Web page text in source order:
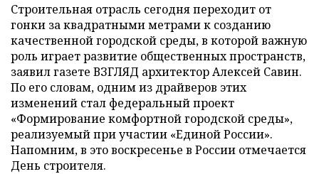
Строительная отрасль сегодня переходит от
гонки за квадратными метрами к созданию
качественной городской среды, в которой важную
роль играет развитие общественных пространств,
заявил газете ВЗГЛЯД архитектор Алексей Савин.
По его словам, одним из драйверов этих
изменений стал федеральный проект
«Формирование комфортной городской среды»,
реализуемый при участии «Единой России».
Напомним, в это воскресенье в России отмечается
День строителя.